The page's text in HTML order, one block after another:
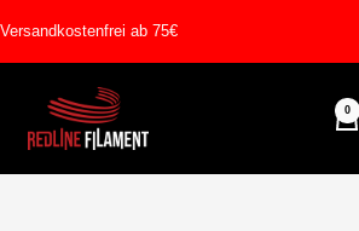
Versandkostenfrei ab 75€
REDLINE
FILAMENT
0